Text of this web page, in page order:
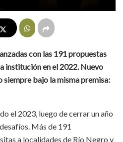
con las 191propuestas
institución en el 2022. Nuevo
siempre bajo la misma premisa:
el 2023, luego de cerrar un año
Más de 191
a localidades de Río Negro y